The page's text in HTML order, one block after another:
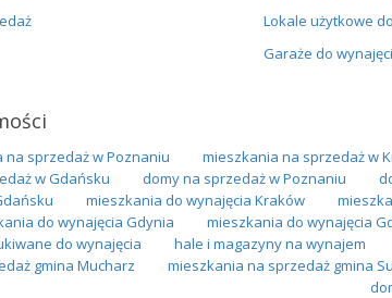
Lokale użytkowe
Garaże do
na sprzedaż w Poznaniu mieszkania na sprzedaż w
w Gdańsku
domy na sprzedaż w Poznaniu
mieszkania do wynajęcia Kraków
do wynajęcia Gdynia
mieszkania do wynajęcia
do wynajęcia
hale i magazyny na wynajem
gmina Mucharz
mieszkania na sprzedaż gmina